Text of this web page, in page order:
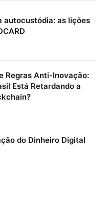
autocustódia: as lições
Regras Anti-Inovação:
Está Retardando a
do Dinheiro Digital